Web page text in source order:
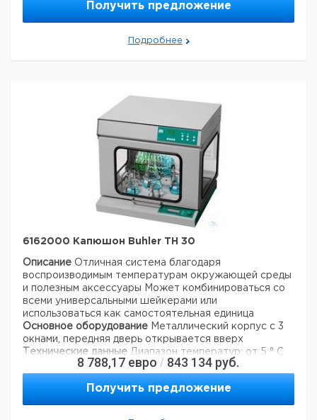
Внутренние размеры (шхдх): 490 х 410 х
310 мм(высота достаточна для колб Эрленмейера на
воздуха: 240 м3 / часЭлектропитание: 230 В, 50/60
Гц (версия 115 В по запросу)Внешние размеры
Описание типа продукта:
Inkubationshaube TH
Тип термопары:
PT100
Максимальная рабочая
50 ° C
490 мм
Высота рабочего
310 мм
410 мм
тока
Вес нетто:
21 кг
Ширина:
510 мм
Глубина:
450 мм
Высота:
455 мм
Данные для перевозки (реальные данные могут
отличаться)
Страна происхождения:Германия
Страна происхождения:Баден-Вюртемберг
24 кг
Получить предложение
Подробнее
6162000 Капюшон Buhler TH 30
Описание Отличная система благодаря
воспроизводимым температурам окружающей среды
и полезным аксессуары
Может комбинироваться со
всеми универсальными шейкерами или
использоваться как самостоятельная единица
Основное оборудование Металлический корпус с 3
окнами, передняя дверь открывается вверх
Технические данные Диапазон температур: от 5 ° C
выше температуры окружающей среды до + 50 ° C
Точность температуры: +/- 1% от установленного
Внутренние размеры (шхдх): 660 х 540 х
430 мм(высота достаточна для колб Эрленмейера на
8 788,17 евро / 843 134 руб.
Получить предложение